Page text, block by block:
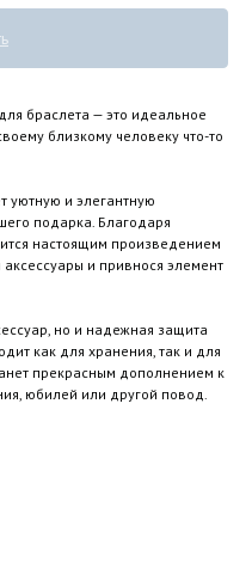
браслета — это идеальное
близкому человеку что-то
уютную и элегантную
подарка. Благодаря
настоящим произведением
и привнося элемент
но и надежная защита
как для хранения, так и для
прекрасным дополнением к
юбилей или другой повод.